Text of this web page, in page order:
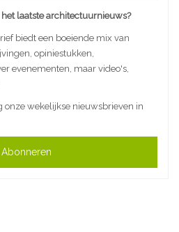
laatste architectuurnieuws?
biedt een boeiende mix van
opiniestukken,
evenementen, maar video's,
onze wekelijkse nieuwsbrieven in
Abonneren